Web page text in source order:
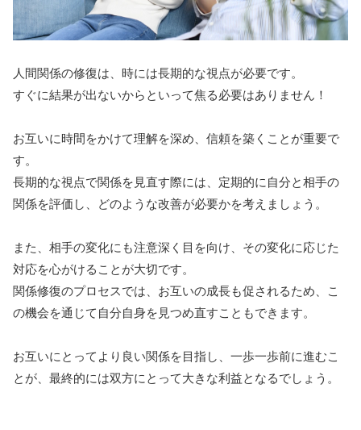
人間関係の修復は、時には長期的な視点が必要です。
すぐに結果が出ないからといって焦る必要はありません！
お互いに時間をかけて理解を深め、信頼を築くことが重要で
す。
長期的な視点で関係を見直す際には、定期的に自分と相手の
関係を評価し、どのような改善が必要かを考えましょう。
また、相手の変化にも注意深く目を向け、その変化に応じた
対応を心がけることが大切です。
関係修復のプロセスでは、お互いの成長も促されるため、こ
の機会を通じて自分自身を見つめ直すこともできます。
お互いにとってより良い関係を目指し、一歩一歩前に進むこ
とが、最終的には双方にとって大きな利益となるでしょう。